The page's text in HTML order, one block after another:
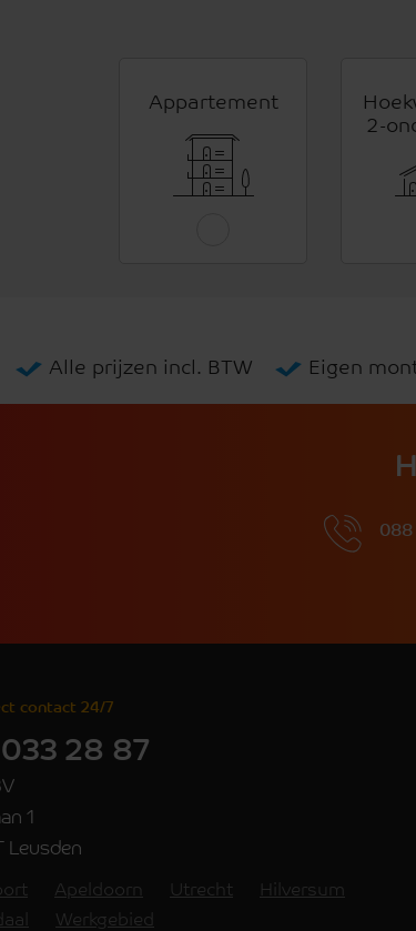
Appartement
2-
Alle prijzen incl. BTW Eigen
088
contact 24/7
28 87
1
Leusden
Apeldoorn Utrecht
Hilversum
Werkgebied